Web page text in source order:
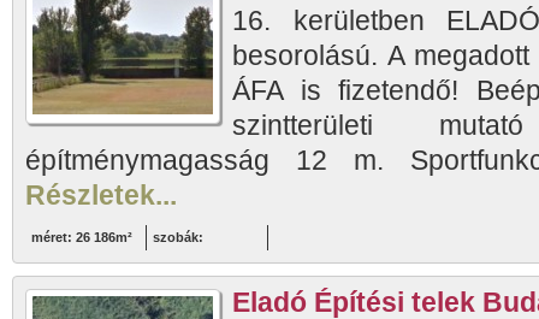
16. kerületben
besorolású. A
ÁFA is fizetendő!
szintterületi
építménymagasság 12 m.
Részletek...
méret: 26 186m² szobák:
Eladó Építési telek